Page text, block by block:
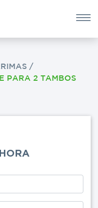
×
POTASA
/
PARA 2 TAMBOS